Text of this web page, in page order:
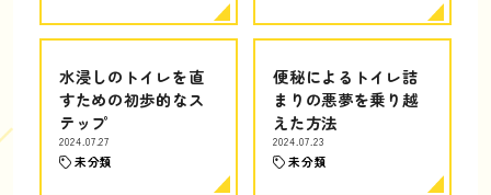
水浸しのトイレを直
すための初歩的なス
テップ
2024.07.27
未分類
便秘によるトイレ詰
まりの悪夢を乗り越
えた方法
2024.07.23
未分類